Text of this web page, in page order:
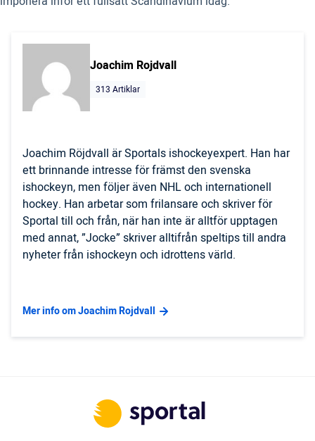
Joachim Rojdvall
313 Artiklar
Joachim Röjdvall är Sportals ishockeyexpert. Han har
ett brinnande intresse för främst den svenska
ishockeyn, men följer även NHL och internationell
hockey. Han arbetar som frilansare och skriver för
Sportal till och från, när han inte är alltför upptagen
med annat, ”Jocke” skriver alltifrån speltips till andra
nyheter från ishockeyn och idrottens värld.
Mer info om Joachim Rojdvall